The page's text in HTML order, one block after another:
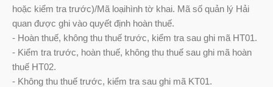
hoặc kiểm tra trước)/Mã loạihình tờ khai. Mã số quản lý Hải
quan được ghi vào quyết định hoàn thuế.
- Hoàn thuế, không thu thuế trước, kiểm tra sau ghi mã HT01.
- Kiểm tra trước, hoàn thuế, không thu thuế sau ghi mã hoàn
thuế HT02.
- Không thu thuế trước, kiểm tra sau ghi mã KT01.